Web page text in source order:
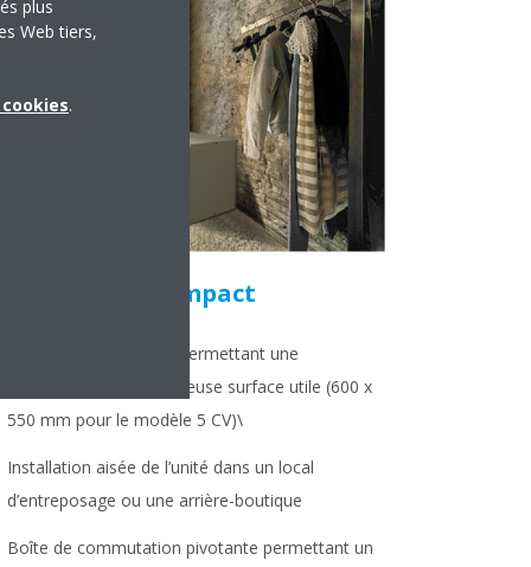
Compresseur compact
Encombrement réduit permettant une
optimisation de la précieuse surface utile (600 x
550 mm pour le modèle 5 CV)\
Installation aisée de l’unité dans un local
d’entreposage ou une arrière-boutique
Boîte de commutation pivotante permettant un
plus
Web tiers,
.